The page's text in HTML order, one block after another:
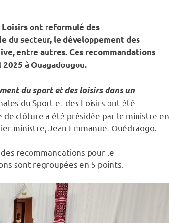
Loisirs ont reformulé des
du secteur, le développement des
entre autres. Ces recommandations
à Ouagadougou.
du sport et des loisirs dans un
du Sport et des Loisirs ont été
de clôture a été présidée par le ministre en
ministre, Jean Emmanuel Ouédraogo.
recommandations pour le
sont regroupées en 5 points.